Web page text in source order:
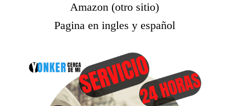
Amazon (otro sitio)
Pagina en ingles y español